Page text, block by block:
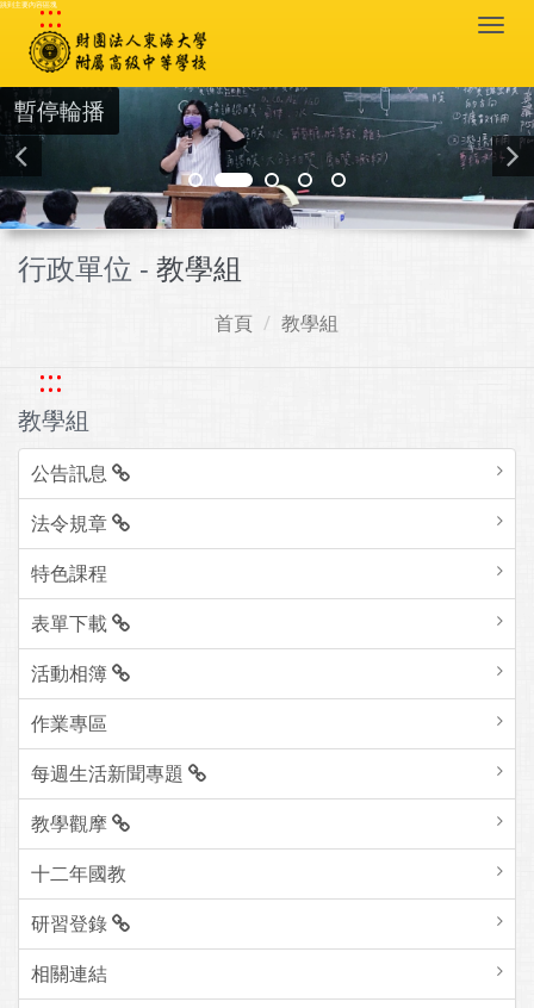
跳到主要內容區塊
:::
暫停輪播
行政單位 - 教學組
首頁 教學組
:::
教學組
公告訊息
法令規章
特色課程
表單下載
活動相簿
作業專區
每週生活新聞專題
教學觀摩
十二年國教
研習登錄
相關連結